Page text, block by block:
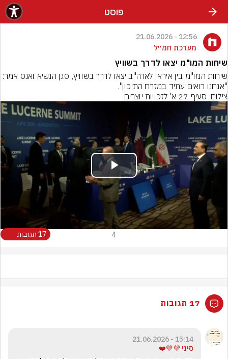
פוסט
12:56 - 21.06.2026
מערכת חמ״ל
שיחות המו"מ יצאו לדרך בשוויץ
"אנחנו רואים עתיד במזרח התיכון".
צילום: סעיף 27 א' לזכויות יוצרים
Play
Video
4 17 תגובות
17 תגובות
15:14 - 21.06.2026
סיני 💜💛❤️